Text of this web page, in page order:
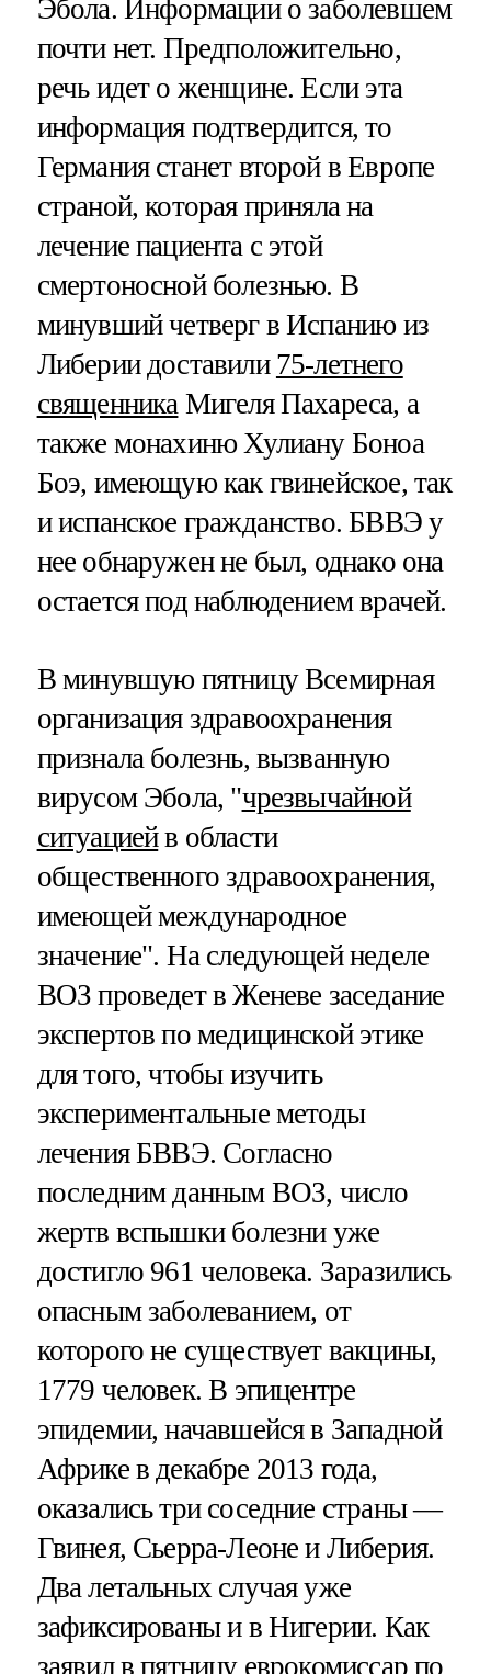
Эбола. Информации о заболевшем
почти нет. Предположительно,
речь идет о женщине. Если эта
информация подтвердится, то
Германия станет второй в Европе
страной, которая приняла на
лечение пациента с этой
смертоносной болезнью. В
минувший четверг в Испанию из
Либерии доставили 75-летнего
священника Мигеля Пахареса, а
также монахиню Хулиану Боноа
Боэ, имеющую как гвинейское, так
и испанское гражданство. БВВЭ у
нее обнаружен не был, однако она
остается под наблюдением врачей.
В минувшую пятницу Всемирная
организация здравоохранения
признала болезнь, вызванную
вирусом Эбола, "чрезвычайной
ситуациейв области
общественного здравоохранения,
имеющей международное
значение". На следующей неделе
ВОЗ проведет в Женеве заседание
экспертов по медицинской этике
для того, чтобы изучить
экспериментальные методы
лечения БВВЭ. Согласно
последним данным ВОЗ, число
жертв вспышки болезни уже
достигло 961 человека. Заразились
опасным заболеванием, от
которого не существует вакцины,
1779 человек. В эпицентре
эпидемии, начавшейся в Западной
Африке в декабре 2013 года,
оказались три соседние страны —
Гвинея, Сьерра-Леоне и Либерия.
Два летальных случая уже
зафиксированы и в Нигерии. Как
заявил в пятницу еврокомиссар по